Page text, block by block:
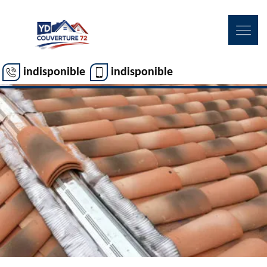
indisponible indisponible